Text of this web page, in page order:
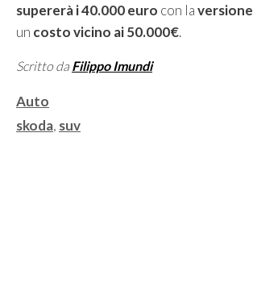
supererà i 40.000 euro con la
un costo vicino ai 50.000€.
Scritto da Filippo Imundi
Categorie
Auto
Tag
skoda, suv